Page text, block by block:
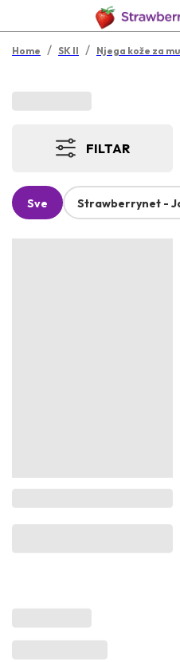
Home / SK II / Njega kože za
FILTAR
Sve Strawberrynet -